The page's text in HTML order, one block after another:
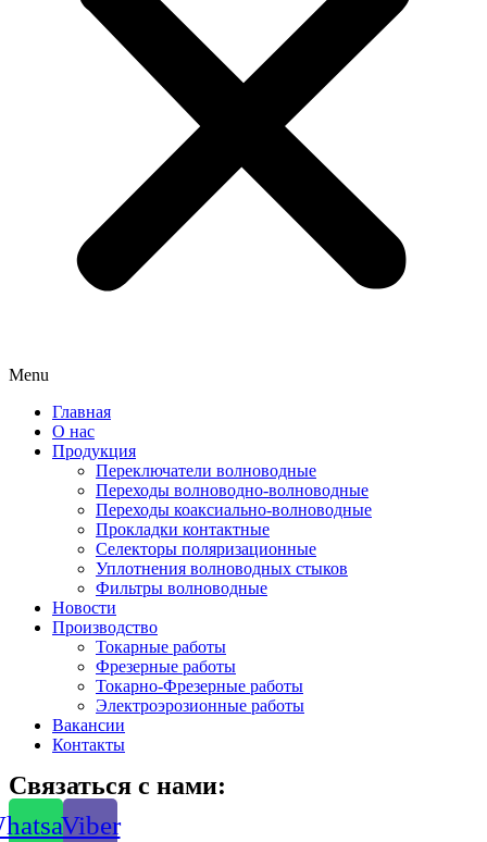
Menu
Главная
О нас
Продукция
Переключатели волноводные
Переходы волноводно-волноводные
Переходы коаксиально-волноводные
Прокладки контактные
Селекторы поляризационные
Уплотнения волноводных стыков
Фильтры волноводные
Новости
Производство
Токарные работы
Фрезерные работы
Токарно-Фрезерные работы
Электроэрозионные работы
Вакансии
Контакты
Связаться с нами:
Viber